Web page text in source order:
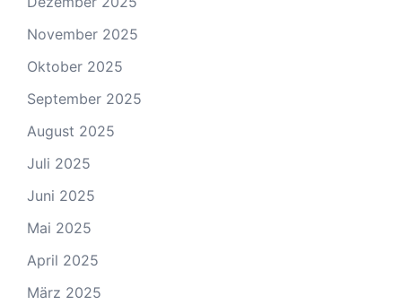
November 2025
Oktober 2025
September 2025
August 2025
Juli 2025
Juni 2025
Mai 2025
April 2025
März 2025